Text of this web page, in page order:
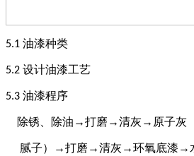
5.1 油漆种类
5.2 设计油漆工艺
5.3 油漆程序
除锈、除油 →打磨→清灰→原子灰
腻子） →打磨→清灰→环氧底漆→